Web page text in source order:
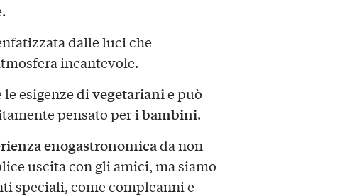
dalle luci che
incantevole.
esigenze divegetarianie può
pensato per ibambini.
enogastronomicada non
uscita con gli amici, ma siamo
speciali, come compleanni e